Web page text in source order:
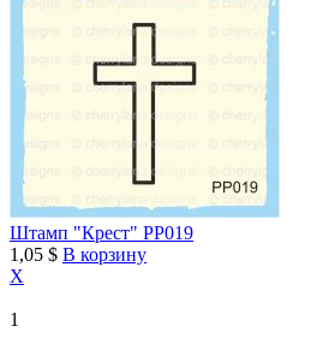
Штамп "Крест" PP019
1,05 $ В корзину
X
1